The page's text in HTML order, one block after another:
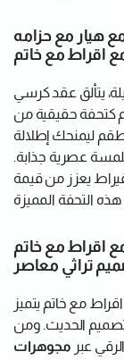
هيار مع حزامه
اقراط مع خاتم
يتألق عقد كرسي
كتحفة حقيقية من
ليمنحك إطلالة
بلمسة عصرية جذابة.
على ذلك، فإن استخدام الذهب عيار 21 قيراط يعزز من قيمة
اقراط مع خاتم
تراثي معاصر
مع خاتم يتميز
الحديث. ومن
عبر مجوهرات